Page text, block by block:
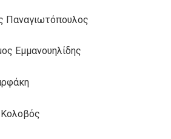
Παναγιωτόπουλος
Εμμανουηλίδης